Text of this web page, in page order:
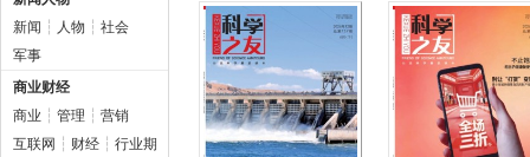
新闻 ┆ 人物 ┆ 社会
军事
商业财经
商业 ┆ 管理 ┆ 营销
互联网 ┆ 财经 ┆ 行业期